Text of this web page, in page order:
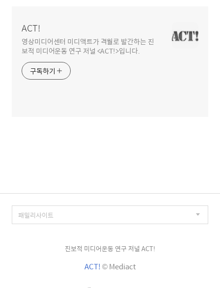
ACT!
영상미디어센터 미디액트가 격월로 발간하는 진
보적 미디어운동 연구 저널 <ACT!>입니다.
구독하기
진보적 미디어운동 연구 저널 ACT!
ACT!© Mediact